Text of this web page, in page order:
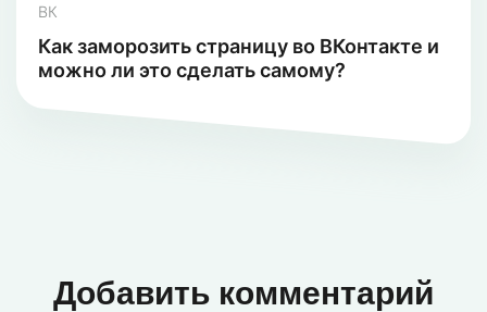
ВК
Как заморозить страницу во ВКонтакте и
можно ли это сделать самому?
Добавить комментарий